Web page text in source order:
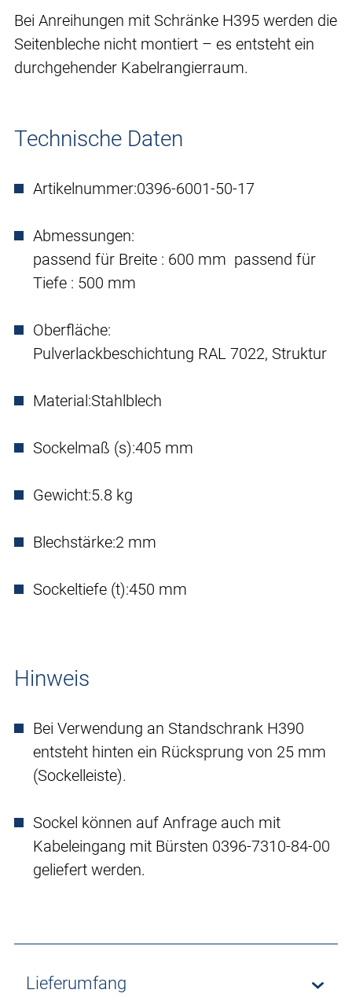
Bei Anreihungen mit Schränke H395 werden die
Seitenbleche nicht montiert – es entsteht ein
durchgehender Kabelrangierraum.
Technische Daten
Artikelnummer:0396-6001-50-17
Abmessungen:
passend für Breite : 600 mm passend für
Tiefe : 500 mm
Oberfläche:
Pulverlackbeschichtung RAL 7022, Struktur
Material:Stahlblech
Sockelmaß (s):405 mm
Gewicht:5.8 kg
Blechstärke:2 mm
Sockeltiefe (t):450 mm
Hinweis
Bei Verwendung an Standschrank H390
entsteht hinten ein Rücksprung von 25 mm
(Sockelleiste).
Sockel können auf Anfrage auch mit
Kabeleingang mit Bürsten 0396-7310-84-00
geliefert werden.
Lieferumfang